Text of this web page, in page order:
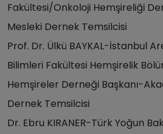
Fakültesi/Onkoloji Hemşireliği
Mesleki Dernek Temsilcisi
Prof. Dr. Ülkü BAYKAL-İstanbul
Bilimleri Fakültesi Hemşirelik
Hemşireler Derneği Başkanı-
Dernek Temsilcisi
Dr. Ebru KIRANER-Türk Yoğun